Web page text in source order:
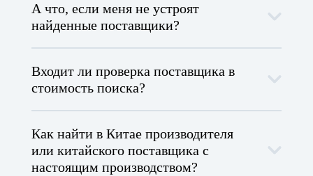
А что, если меня не устроят
найденные поставщики?
Входит ли проверка поставщика в
стоимость поиска?
Как найти в Китае производителя
или китайского поставщика с
настоящим производством?